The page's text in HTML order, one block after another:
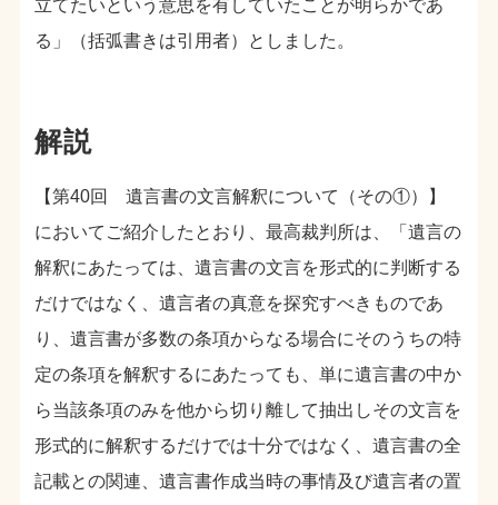
立てたいという意思を有していたことが明らかであ
る」（括弧書きは引用者）としました。
解説
【第40回 遺言書の文言解釈について（その①）】
においてご紹介したとおり、最高裁判所は、「遺言の
解釈にあたっては、遺言書の文言を形式的に判断する
だけではなく、遺言者の真意を探究すべきものであ
り、遺言書が多数の条項からなる場合にそのうちの特
定の条項を解釈するにあたっても、単に遺言書の中か
ら当該条項のみを他から切り離して抽出しその文言を
形式的に解釈するだけでは十分ではなく、遺言書の全
記載との関連、遺言書作成当時の事情及び遺言者の置